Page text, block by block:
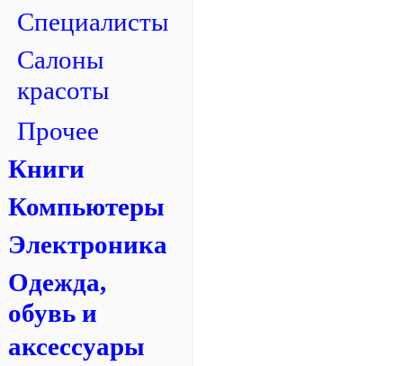
Специалисты
Салоны
красоты
Прочее
Книги
Компьютеры
Электроника
Одежда,
обувь и
аксессуары